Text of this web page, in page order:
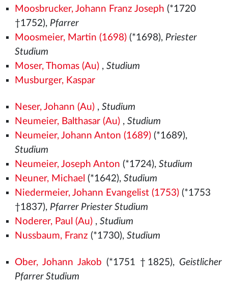
Moosbrucker, Johann Franz Joseph (*1720
†1752), Pfarrer
Moosmeier, Martin (1698)(*1698), Priester
Studium
Moser, Thomas (Au), Studium
Musburger, Kaspar
Neser, Johann (Au), Studium
Neumeier, Balthasar (Au), Studium
Neumeier, Johann Anton (1689)(*1689),
Studium
Neumeier, Joseph Anton (*1724), Studium
Neuner, Michael (*1642), Studium
Niedermeier, Johann Evangelist (1753)(*1753
†1837), Pfarrer Priester Studium
Noderer, Paul (Au), Studium
Nussbaum, Franz (*1730), Studium
Ober, Johann Jakob (*1751 †1825), Geistlicher
Pfarrer Studium